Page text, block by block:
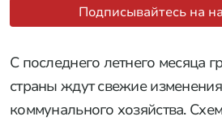
Подписывайтесь на
С последнего летнего месяца
страны ждут свежие
коммунального хозяйства.